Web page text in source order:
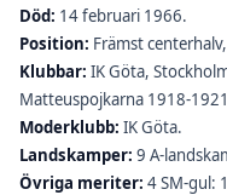
Död: 14 februari 1966.
Position: Främst
Klubbar: IK Göta,
Matteuspojkarna 1918-
Moderklubb: IK Göta.
Landskamper: 9 A-
Övriga meriter: 4 SM-gul: